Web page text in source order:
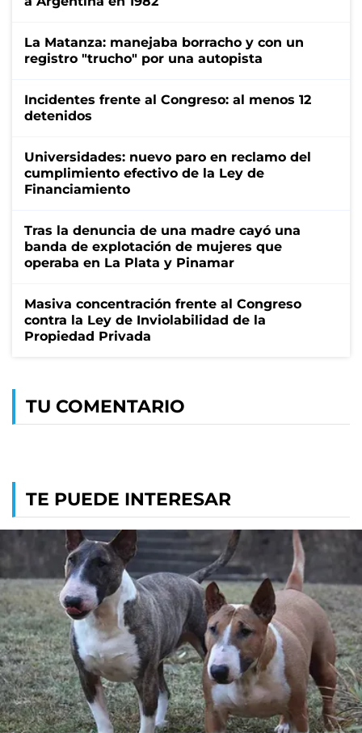
La Matanza: manejaba borracho y con un
registro "trucho" por una autopista
Incidentes frente al Congreso: al menos 12
detenidos
Universidades: nuevo paro en reclamo del
cumplimiento efectivo de la Ley de
Financiamiento
Tras la denuncia de una madre cayó una
banda de explotación de mujeres que
operaba en La Plata y Pinamar
Masiva concentración frente al Congreso
contra la Ley de Inviolabilidad de la
Propiedad Privada
TU COMENTARIO
TE PUEDE INTERESAR